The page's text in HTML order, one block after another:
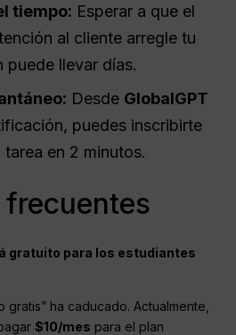
tiempo: Esperar a que el
al cliente arregle tu
puede llevar días.
Desde GlobalGPT
puedes inscribirte
en 2 minutos.
frecuentes
gratuito para los estudiantes
gratis” ha caducado. Actualmente,
$10/mes para el plan